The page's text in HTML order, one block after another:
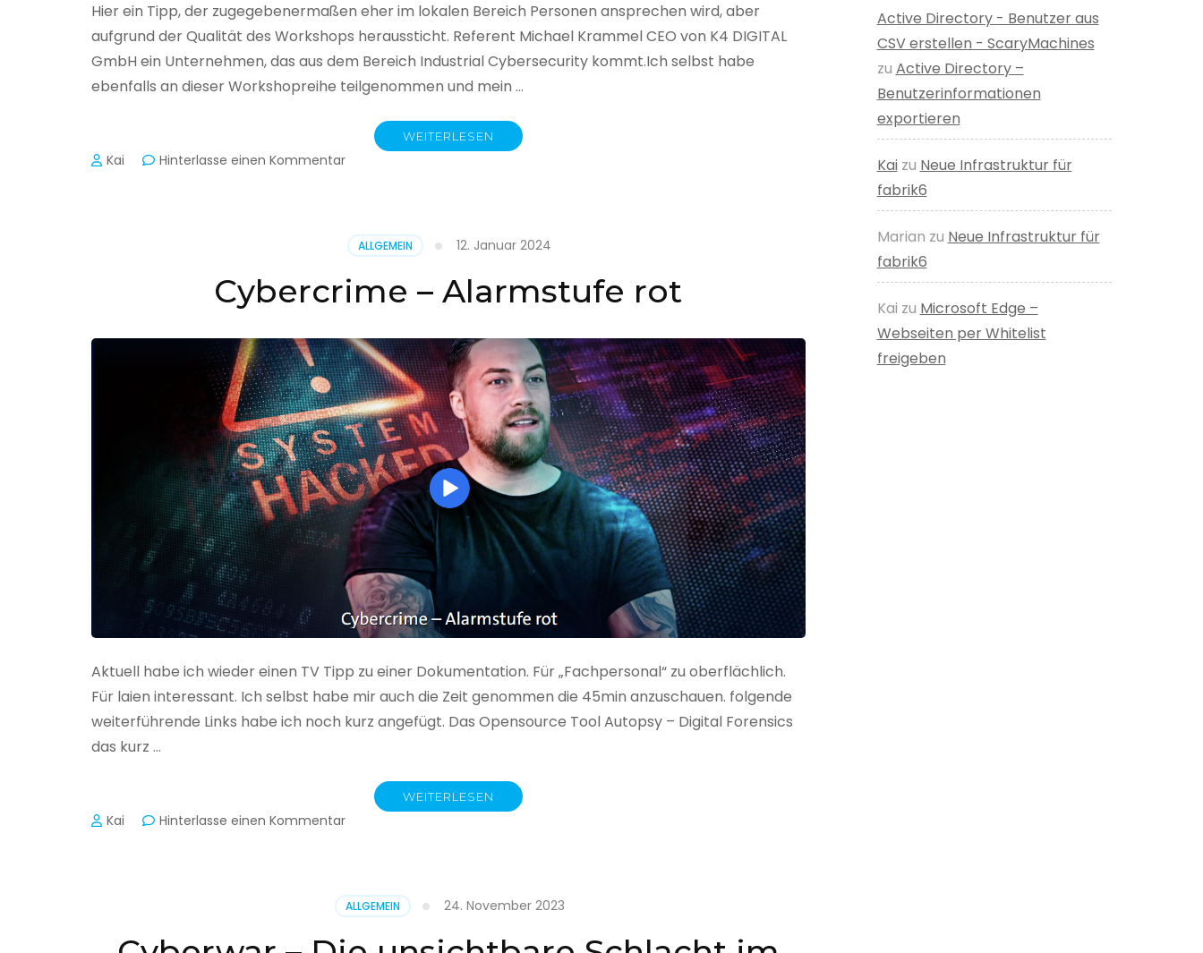
Hier ein Tipp, der zugegebenermaßen eher im lokalen Bereich Personen ansprechen wird, aber
aufgrund der Qualität des Workshops heraussticht. Referent Michael Krammel CEO von K4 DIGITAL
GmbH ein Unternehmen, das aus dem Bereich Industrial Cybersecurity kommt.Ich selbst habe
ebenfalls an dieser Workshopreihe teilgenommen und mein …
WEITERLESEN
Kai Hinterlasse einen Kommentarzu
der
Produktion
ALLGEMEIN 12. Januar 2024
Cybercrime – Alarmstufe rot
Aktuell habe ich wieder einen TV Tipp zu einer Dokumentation. Für „Fachpersonal“ zu oberflächlich.
Für laien interessant. Ich selbst habe mir auch die Zeit genommen die 45min anzuschauen. folgende
weiterführende Links habe ich noch kurz angefügt. Das Opensource Tool Autopsy – Digital Forensics
das kurz …
WEITERLESEN
Kai Hinterlasse einen Kommentarzu
rot
ALLGEMEIN 24. November 2023
Active Directory - Benutzer aus
CSV erstellen - ScaryMachines
zu Active Directory –
Benutzerinformationen
exportieren
Kaizu Neue Infrastruktur für
fabrik6
Marian zu Neue Infrastruktur für
fabrik6
Kai zu Microsoft Edge –
Webseiten per Whitelist
freigeben